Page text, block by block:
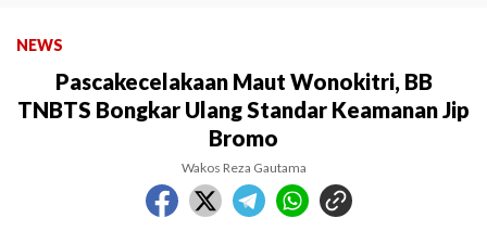
NEWS
Pascakecelakaan Maut Wonokitri, BB
TNBTS Bongkar Ulang Standar Keamanan Jip
Bromo
Wakos Reza Gautama